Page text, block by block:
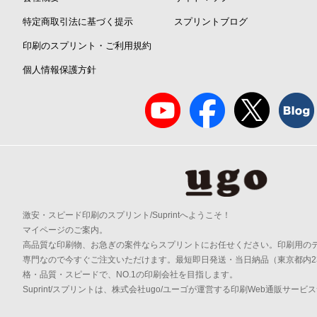
特定商取引法に基づく提示
印刷のスプリント・ご利用規約
個人情報保護方針
スプリントブログ
激安・スピード印刷のスプリント/Suprintへようこそ！
マイページのご案内。
高品質な印刷物、お急ぎの案件ならスプリントにお任せください。印刷用の
専門なので今すぐご注文いただけます。最短即日発送・当日納品（東京都内
格・品質・スピードで、NO.1の印刷会社を目指します。
Suprint/スプリントは、株式会社ugo/ユーゴが運営する印刷Web通販サービ